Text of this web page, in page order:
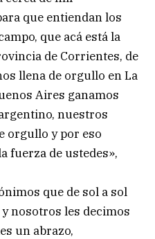
que entiendan los
que acá está la
de Corrientes, de
llena de orgullo en La
Aires ganamos
nuestros
orgullo y por eso
fuerza de ustedes»,
que de sol a sol
nosotros les decimos
un abrazo,